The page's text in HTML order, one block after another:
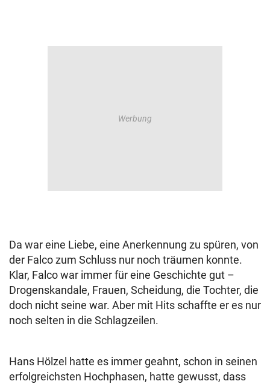
Da war eine Liebe, eine Anerkennung zu spüren, von
der Falco zum Schluss nur noch träumen konnte.
Klar, Falco war immer für eine Geschichte gut –
Drogenskandale, Frauen, Scheidung, die Tochter, die
doch nicht seine war. Aber mit Hits schaffte er es nur
noch selten in die Schlagzeilen.
Hans Hölzel hatte es immer geahnt, schon in seinen
erfolgreichsten Hochphasen, hatte gewusst, dass